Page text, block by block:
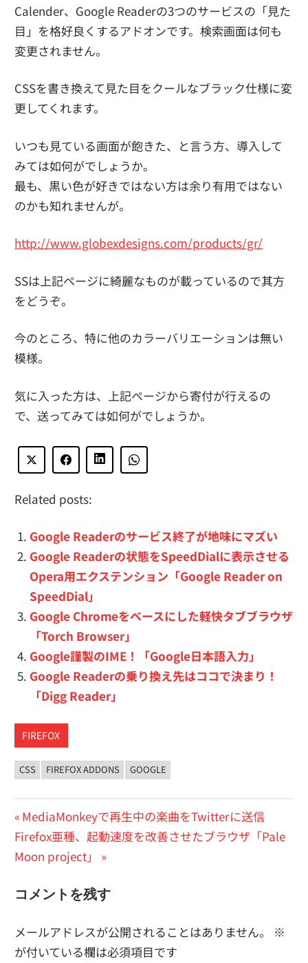
Calender、Google Readerの3つのサービスの「見た
目」を格好良くするアドオンです。検索画面は何も
変更されません。
CSSを書き換えて見た目をクールなブラック仕様に変
更してくれます。
いつも見ている画面が飽きた、と言う方、導入して
みては如何がでしょうか。
最も、黒い色が好きではない方は余り有用ではない
のかも知れませんが。
http://www.globexdesigns.com/products/gr/
SSは上記ページに綺麗なものが載っているので其方
をどうぞ。
今のところ、特に他のカラーバリエーションは無い
模様。
気に入った方は、上記ページから寄付が行えるの
で、送ってみては如何がでしょうか。
Related posts:
Google Readerのサービス終了が地味にマズい
Google Readerの状態をSpeedDialに表示させる
Opera用エクステンション「Google Reader on
SpeedDial」
Google Chromeをベースにした軽快タブブラウザ
「Torch Browser」
Google謹製のIME！「Google日本語入力」
Google Readerの乗り換え先はココで決まり！
「Digg Reader」
FIREFOX
CSS FIREFOX ADDONS GOOGLE
投
稿
ビ
ゲ
ー
前
の
投
MediaMonkeyで再生中の楽曲をTwitterに送信
次
の
稿:
Firefox亜種、起動速度を改善させたブラウザ「Pale
Moon project」
コメントを残す
メールアドレスが公開されることはありません。
※
が付いている欄は必須項目です